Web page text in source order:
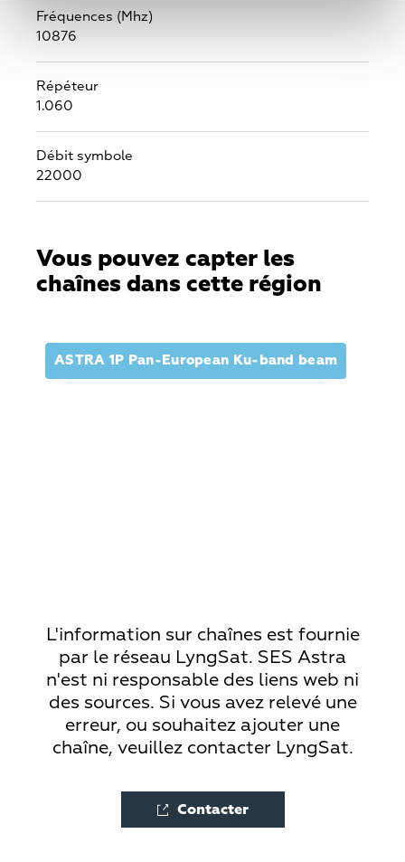
Fréquences (Mhz)
10876
Répéteur
1.060
Débit symbole
22000
Vous pouvez capter les
chaînes dans cette région
ASTRA 1P Pan-European Ku-band beam
L'information sur chaînes est fournie
par le réseau LyngSat. SES Astra
n'est ni responsable des liens web ni
des sources. Si vous avez relevé une
erreur, ou souhaitez ajouter une
chaîne, veuillez contacter LyngSat.
Contacter